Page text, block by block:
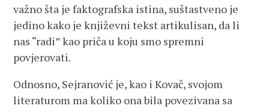
važno šta je faktografska istina, suštastveno je
jedino kako je književni tekst artikulisan, da li
nas “radi” kao priča u koju smo spremni
povjerovati.
Odnosno, Sejranović je, kao i Kovač, svojom
literaturom ma koliko ona bila povezivana sa